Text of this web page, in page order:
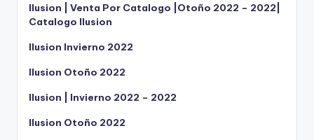
Ilusion | Venta Por Catalogo |Otoño 2022 – 2022|
Catalogo Ilusion
Ilusion Invierno 2022
Ilusion Otoño 2022
Ilusion | Invierno 2022 – 2022
Ilusion Otoño 2022